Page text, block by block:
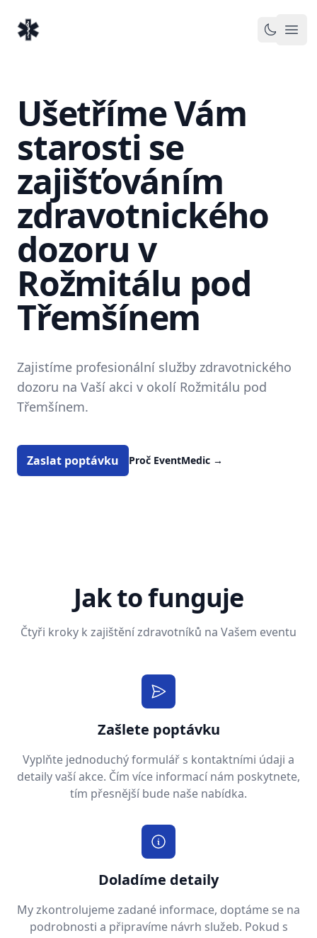
EventMedic.cz
Toggle
Ušetříme Vám
starosti se
zajišťováním
zdravotnického
dozoru v
Rožmitálu pod
Třemšínem
Zajistíme profesionální služby zdravotnického
dozoru na Vaší akci v okolí Rožmitálu pod
Třemšínem.
Zaslat poptávku Proč EventMedic →
Jak to funguje
Čtyři kroky k zajištění zdravotníků na Vašem eventu
Zašlete poptávku
Vyplňte jednoduchý formulář s kontaktními údaji a
detaily vaší akce. Čím více informací nám poskytnete,
tím přesnější bude naše nabídka.
Doladíme detaily
My zkontrolujeme zadané informace, doptáme se na
podrobnosti a připravíme návrh služeb. Pokud s